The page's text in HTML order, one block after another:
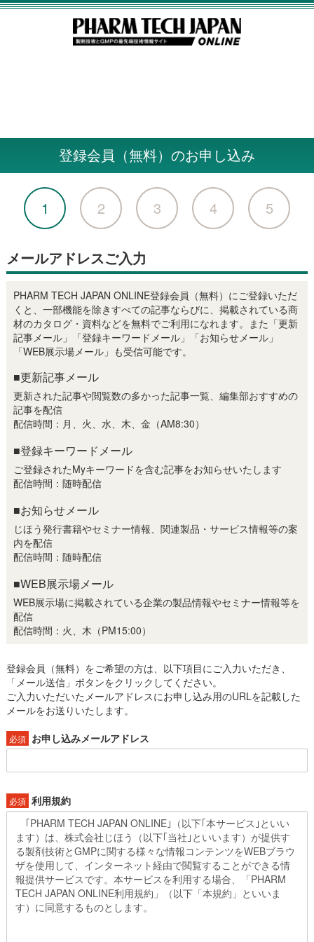
登録会員（無料）のお申し込み
1 2 3 4 5
メールアドレスご入力
PHARM TECH JAPAN ONLINE登録会員（無料）にご登録いただ
くと、一部機能を除きすべての記事ならびに、掲載されている商
材のカタログ・資料などを無料でご利用になれます。また「更新
記事メール」「登録キーワードメール」「お知らせメール」
「WEB展示場メール」も受信可能です。
■更新記事メール
更新された記事や閲覧数の多かった記事一覧、編集部おすすめの
記事を配信
配信時間：月、火、水、木、金（AM8:30）
■登録キーワードメール
ご登録されたMyキーワードを含む記事をお知らせいたします
配信時間：随時配信
■お知らせメール
じほう発行書籍やセミナー情報、関連製品・サービス情報等の案
内を配信
配信時間：随時配信
■WEB展示場メール
WEB展示場に掲載されている企業の製品情報やセミナー情報等を
配信
配信時間：火、木（PM15:00）
登録会員（無料）をご希望の方は、以下項目にご入力いただき、
「メール送信」ボタンをクリックしてください。
ご入力いただいたメールアドレスにお申し込み用のURLを記載した
メールをお送りいたします。
必須 お申し込みメールアドレス
必須 利用規約